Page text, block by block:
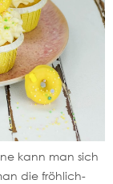
kann man sich
die fröhlich-